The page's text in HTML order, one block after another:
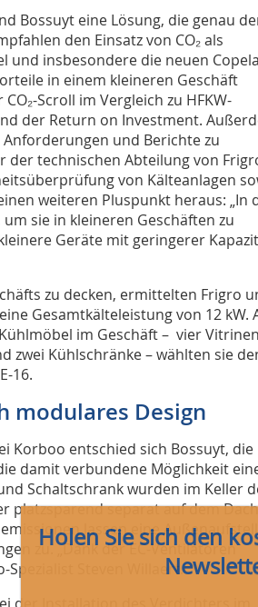
Bossuyt eine Lösung, die genau
den Einsatz von CO₂ als
und insbesondere die neuen
in einem kleineren Geschäft
Scroll im Vergleich zu HFKW-
der Return on Investment.
und Berichte zu
der technischen Abteilung von
von Kälteanlagen
weiteren Pluspunkt heraus: „In
sie in kleineren Geschäften zu
Geräte mit geringerer
zu decken, ermittelten Frigro
Gesamtkälteleistung von 12 kW.
im Geschäft – vier Vitrinen
zwei Kühlschränke – wählten sie
16.
­modulares Design
Korboo entschied sich Bossuyt, die
damit verbundene Möglichkeit
Schaltschrank wurden im Keller
platzsparend separat auf dem Dach
lassen eine
zu. „Dank der EC-Ventilatoren
Steven Willaert.
Holen Sie sich den
Sie erhaltenmonatlich „eiskalt
aus der Kälte-, Klima- und
Dazu gibt esLinkszu
und/oder Websites bzw. Videos
Last but not least stellen wir
der aktuellen Ausgabe derKKA